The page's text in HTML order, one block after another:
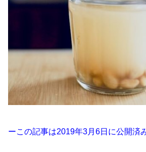
ーこの記事は2019年3月6日に公開済